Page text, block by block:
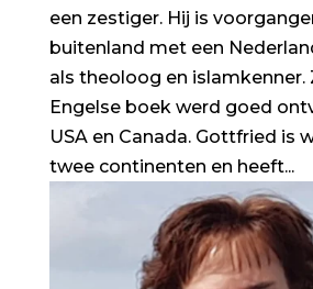
een zestiger. Hij is
buitenland met een
als theoloog en islamkenner.
Engelse boek werd goed
USA en Canada. Gottfried is
twee continenten en heeft...